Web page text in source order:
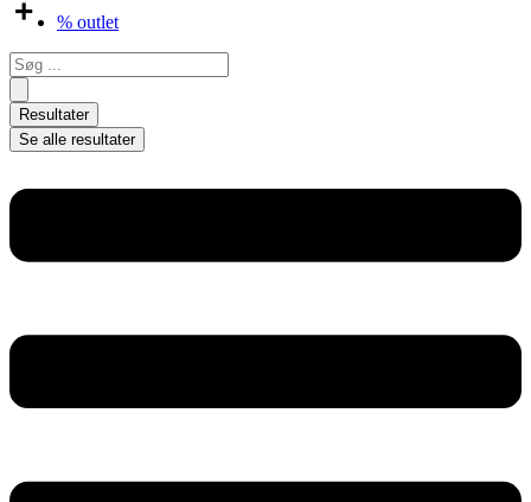
% outlet
Search
...
Resultater
Se alle resultater